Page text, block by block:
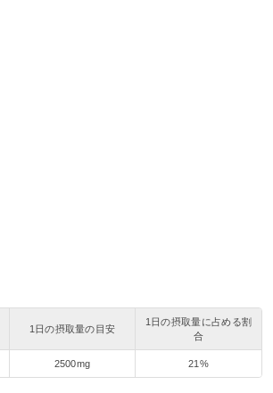
1日の摂取量の目安
1日の摂取量に占める割
合
2500mg 21%